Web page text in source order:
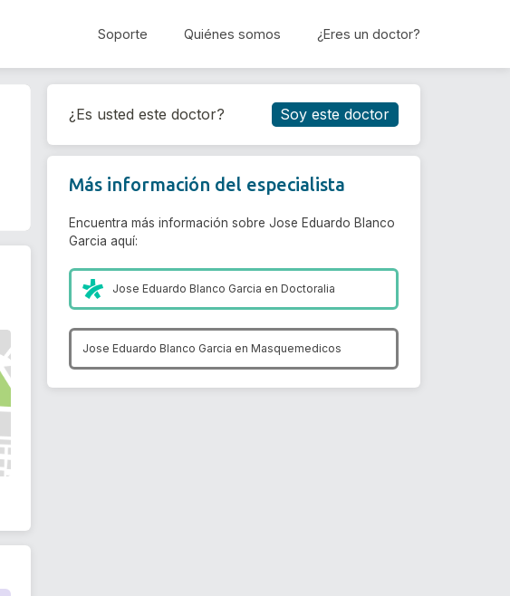
Soporte Quiénes somos ¿Eres un doctor?
Reservar cita
¿Es usted este doctor? Soy este doctor
Más información del especialista
Encuentra más información sobre Jose Eduardo Blanco
Garcia aquí:
Jose Eduardo Blanco Garcia enDoctoralia
Jose Eduardo Blanco Garcia en Masquemedicos